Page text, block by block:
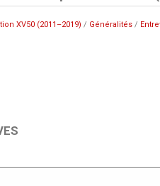
XV50 (2011–2019) / Généralités/